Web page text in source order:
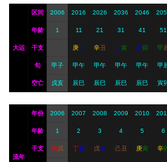
大运
区间 2006 2016 2026 2036 2046
年龄 1 11 21 31 41 51
干支 庚子 辛丑 壬寅 癸卯 甲
旬 甲子 甲午 甲午 甲午 甲午 甲
空亡 戌亥 辰巳 辰巳 辰巳 辰巳 寅
流年
年份 2006 2007 2008 2009 2010
年龄 1 2 3 4 5 6
干支 丙戌 丁亥 戊子 己丑 庚寅 辛